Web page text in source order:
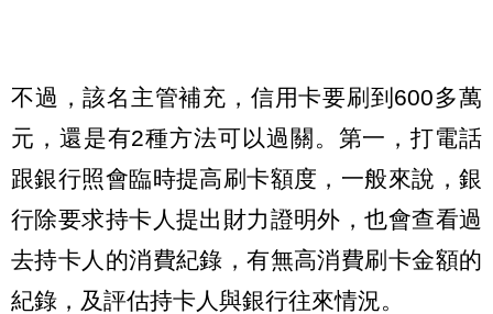
不過，該名主管補充，信用卡要刷到600多萬
元，還是有2種方法可以過關。第一，打電話
跟銀行照會臨時提高刷卡額度，一般來說，銀
行除要求持卡人提出財力證明外，也會查看過
去持卡人的消費紀錄，有無高消費刷卡金額的
紀錄，及評估持卡人與銀行往來情況。